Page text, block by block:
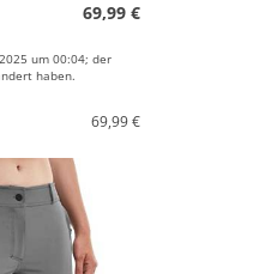
69,99 €
um 00:04; der
haben.
69,99 €